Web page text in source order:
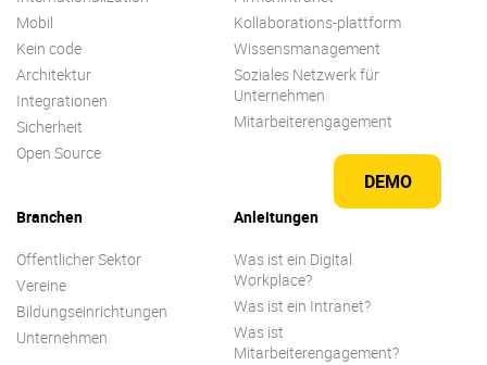
DEMO
Mobil
Kein code
Architektur
Integrationen
Sicherheit
Open Source
Kollaborations-plattform
Wissensmanagement
Soziales Netzwerk für
Unternehmen
Mitarbeiterengagement
Branchen
Öffentlicher Sektor
Vereine
Bildungseinrichtungen
Unternehmen
Anleitungen
Was ist ein Digital
Workplace?
Was ist ein Intranet?
Was ist
Mitarbeiterengagement?